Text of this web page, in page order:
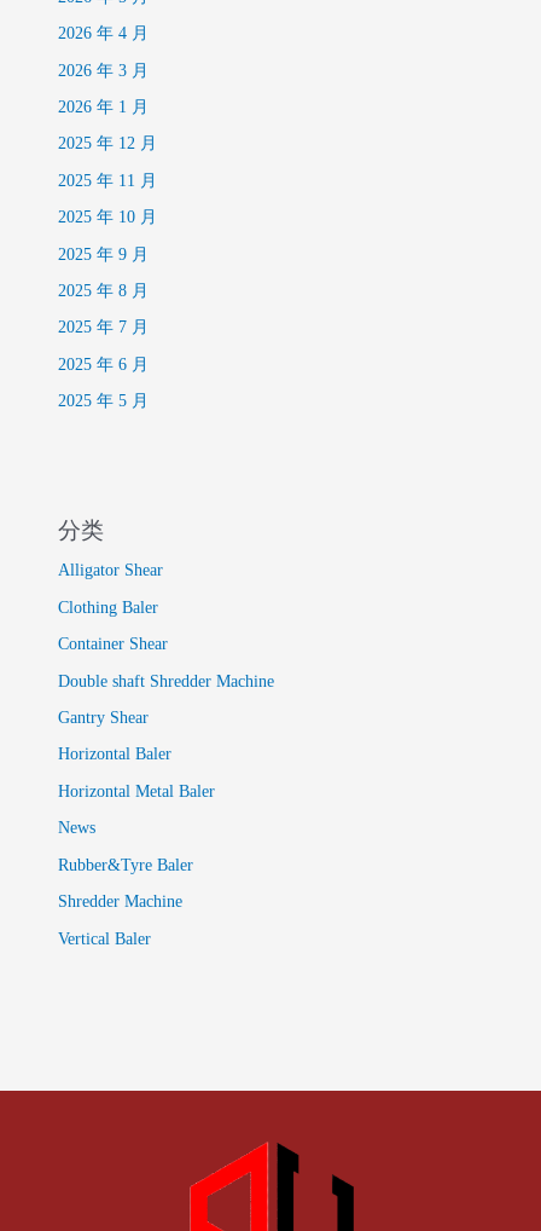
2026 年 4 月
2026 年 3 月
2026 年 1 月
2025 年 12 月
2025 年 11 月
2025 年 10 月
2025 年 9 月
2025 年 8 月
2025 年 7 月
2025 年 6 月
2025 年 5 月
分类
Alligator Shear
Clothing Baler
Container Shear
Double shaft Shredder Machine
Gantry Shear
Horizontal Baler
Horizontal Metal Baler
News
Rubber&Tyre Baler
Shredder Machine
Vertical Baler